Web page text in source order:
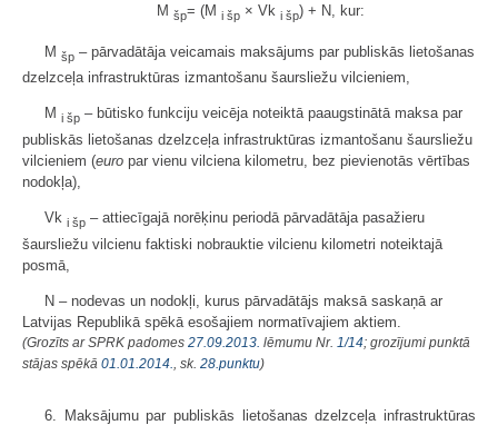
M šp= (M i šp× Vk i šp) + N, kur:
M šp – pārvadātāja veicamais maksājums par publiskās lietošanas
dzelzceļa infrastruktūras izmantošanu šaursliežu vilcieniem,
M i šp – būtisko funkciju veicēja noteiktā paaugstinātā maksa par
publiskās lietošanas dzelzceļa infrastruktūras izmantošanu šaursliežu
vilcieniem (euro par vienu vilciena kilometru, bez pievienotās vērtības
nodokļa),
Vk i šp – attiecīgajā norēķinu periodā pārvadātāja pasažieru
šaursliežu vilcienu faktiski nobrauktie vilcienu kilometri noteiktajā
posmā,
N – nodevas un nodokļi, kurus pārvadātājs maksā saskaņā ar
Latvijas Republikā spēkā esošajiem normatīvajiem aktiem.
(Grozīts ar SPRK padomes 27.09.2013. lēmumu Nr. 1/14; grozījumi punktā
stājas spēkā 01.01.2014. , sk. 28.punktu)
6. Maksājumu par publiskās lietošanas dzelzceļa infrastruktūras